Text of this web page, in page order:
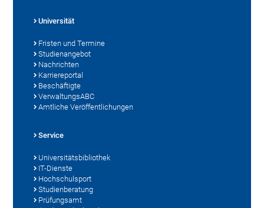
Universität
Fristen und Termine
Studienangebot
Nachrichten
Karriereportal
Beschäftigte
VerwaltungsABC
Amtliche Veröffentlichungen
Service
Universitätsbibliothek
IT-Dienste
Hochschulsport
Studienberatung
Prüfungsamt